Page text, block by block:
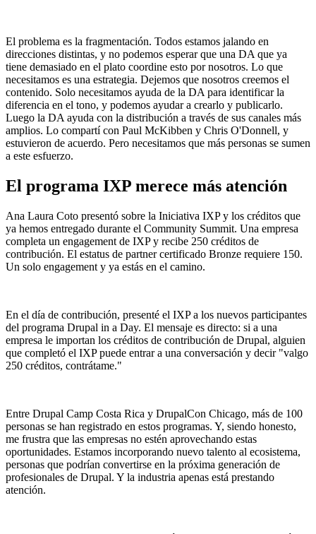
El problema es la fragmentación. Todos estamos jalando en
direcciones distintas, y no podemos esperar que una DA que ya
tiene demasiado en el plato coordine esto por nosotros. Lo que
necesitamos es una estrategia. Dejemos que nosotros creemos el
contenido. Solo necesitamos ayuda de la DA para identificar la
diferencia en el tono, y podemos ayudar a crearlo y publicarlo.
Luego la DA ayuda con la distribución a través de sus canales más
amplios. Lo compartí con Paul McKibben y Chris O'Donnell, y
estuvieron de acuerdo. Pero necesitamos que más personas se sumen
a este esfuerzo.
El programa IXP merece más atención
Ana Laura Coto presentó sobre la Iniciativa IXPy los créditos que
ya hemos entregado durante el Community Summit. Una empresa
completa un engagement de IXP y recibe 250 créditos de
contribución. El estatus de partner certificado Bronze requiere 150.
Un solo engagement y ya estás en el camino.
En el día de contribución, presenté el IXP a los nuevos participantes
del programa Drupal in a Day. El mensaje es directo: si a una
empresa le importan los créditos de contribución de Drupal, alguien
que completó el IXP puede entrar a una conversación y decir "valgo
250 créditos, contrátame."
Entre Drupal Camp Costa Rica y DrupalCon Chicago, más de 100
personas se han registrado en estos programas. Y, siendo honesto,
me frustra que las empresas no estén aprovechando estas
oportunidades. Estamos incorporando nuevo talento al ecosistema,
personas que podrían convertirse en la próxima generación de
profesionales de Drupal. Y la industria apenas está prestando
atención.